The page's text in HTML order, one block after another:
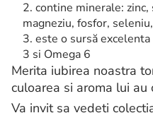
contine minerale: zinc,
magneziu, fosfor,
este o sursă
3 si Omega 6
Merita iubirea noastra
culoarea si aroma lui au
Va invit sa vedeti